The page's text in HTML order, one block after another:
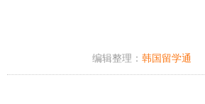
编辑整理： 韩国留学通